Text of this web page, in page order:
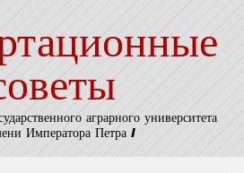
аграрного университета
Императора Петра I